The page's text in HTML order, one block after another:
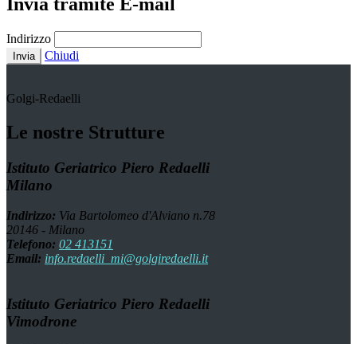
Indirizzo
Invia Chiudi
Golgi-Redaelli
Le nostre Strutture
Istituto Geriatrico Piero Redaelli
Milano
Indirizzo: Via Bartolomeo d'Alviano n.78
20146 - Milano
Telefono: 02 413151
Email: info.redaelli_mi@golgiredaelli.it
Istituto Geriatrico Piero Redaelli
Vimodrone